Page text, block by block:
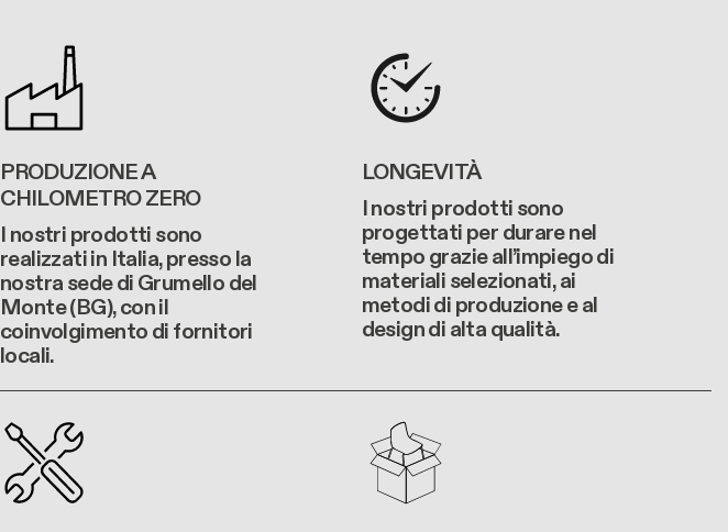
PRODUZIONE A
CHILOMETRO ZERO
I nostri prodotti sono
realizzati in Italia, presso la
nostra sede di Grumello del
Monte (BG), con il
coinvolgimento di fornitori
locali.
LONGEVITÀ
I nostri prodotti sono
progettati per durare nel
tempo grazie all’impiego di
materiali selezionati, ai
metodi di produzione e al
design di alta qualità.